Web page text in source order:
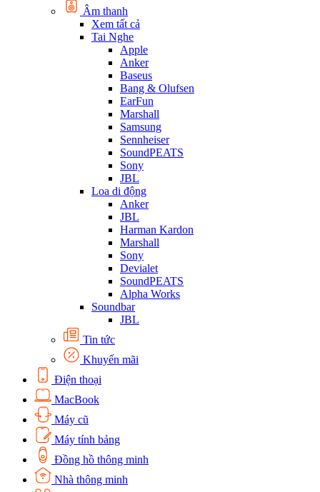
Âm thanh
Xem tất cả
Tai Nghe
Apple
Anker
Baseus
Bang & Olufsen
EarFun
Marshall
Samsung
Sennheiser
SoundPEATS
Sony
JBL
Loa di động
Anker
JBL
Harman Kardon
Marshall
Sony
Devialet
SoundPEATS
Alpha Works
Soundbar
JBL
Tin tức
Khuyến mãi
Điện thoại
MacBook
Máy cũ
Máy tính bảng
Đồng hồ thông minh
Nhà thông minh